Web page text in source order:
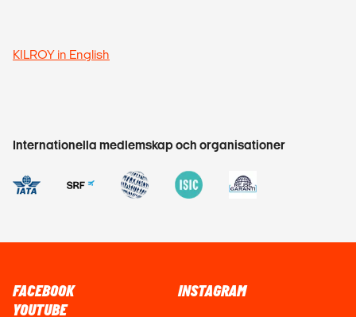
KILROY in English
Internationella medlemskap och organisationer
FACEBOOK
INSTAGRAM
YOUTUBE